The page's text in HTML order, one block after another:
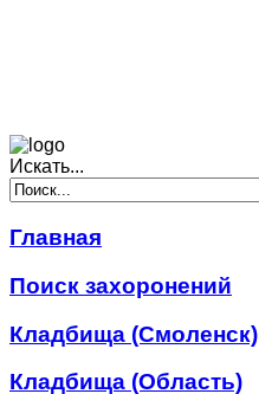
Искать...
Главная
Поиск захоронений
Кладбища (Смоленск)
Кладбища (Область)